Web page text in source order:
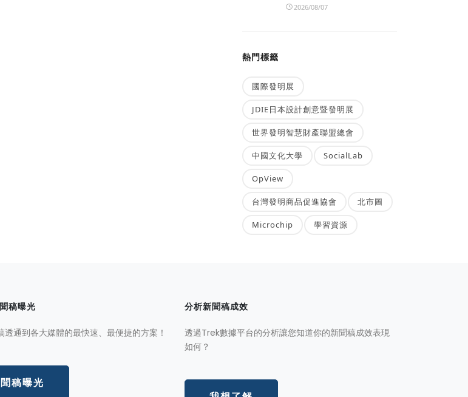
2026/08/07
熱門標籤
國際發明展
JDIE日本設計創意暨發明展
世界發明智慧財產聯盟總會
中國文化大學 SocialLab
OpView
台灣發明商品促進協會 北市圖
Microchip 學習資源
稿曝光
透通到各大媒體的最快速、最便捷的方案！
稿曝光
分析新聞稿成效
透過Trek數據平台的分析讓您知道你的新聞稿成效表現
如何？